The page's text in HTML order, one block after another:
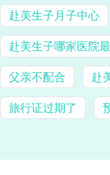
赴美生子月子中心
赴美生子哪家医院
父亲不配合 赴
旅行证过期了